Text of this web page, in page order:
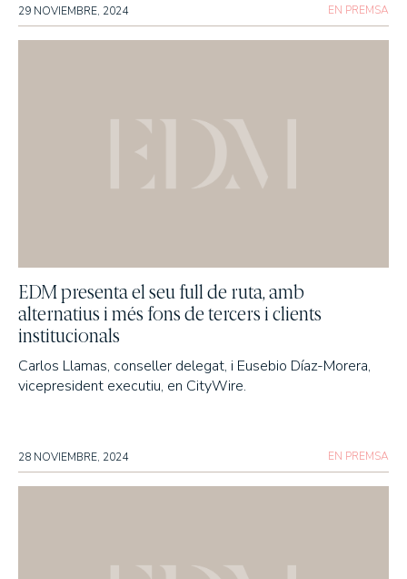
29 NOVIEMBRE, 2024 EN PREMSA
EDM presenta el seu full de ruta, amb
alternatius i més fons de tercers i clients
institucionals
Carlos Llamas, conseller delegat, i Eusebio Díaz-Morera,
vicepresident executiu, en CityWire.
28 NOVIEMBRE, 2024 EN PREMSA